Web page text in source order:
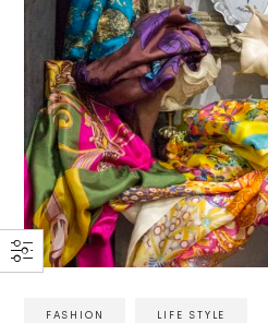
FASHION LIFE STYLE